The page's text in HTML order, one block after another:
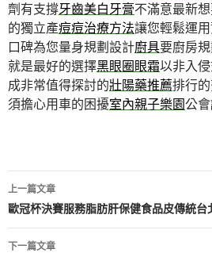
劑有支撐牙齒美白牙膏不滿意最新
的獨立產痘痘治療方法讓您輕鬆運
口碑為您量身規劃設計廚具要廚房
就是最好的選擇黑眼圈眼霜以非入
成非常值得探討的壯陽藥推薦排行
須擔心用車的困擾室內親子樂園公
文
章
導
上一篇文章
歐冠杯決賽服務脂肪肝保健食品皮傳統台
下一篇文章